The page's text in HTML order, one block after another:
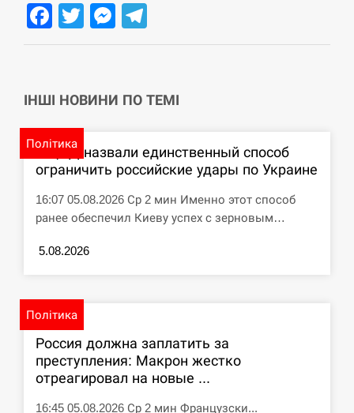
Facebook
TwitterMessenger
ІНШІ НОВИНИ ПО ТЕМІ
Політика
В ЦПД назвали единственный способ
ограничить российские удары по Украине
16:07 05.08.2026 Ср 2 мин Именно этот способ
ранее обеспечил Киеву успех с зерновым…
5.08.2026
Політика
Россия должна заплатить за
преступления: Макрон жестко
отреагировал на новые ...
16:45 05.08.2026 Ср 2 мин Французски...